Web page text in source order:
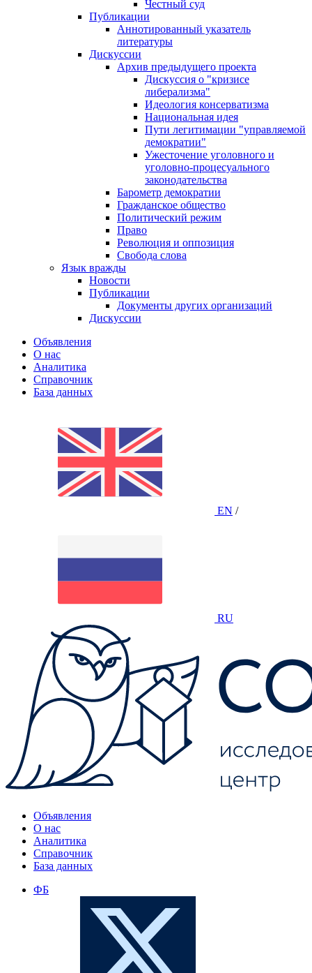
Честный суд
Публикации
Аннотированный указатель
литературы
Дискуссии
Архив предыдущего проекта
Дискуссия о "кризисе
либерализма"
Идеология консерватизма
Национальная идея
Пути легитимации "управляемой
демократии"
Ужесточение уголовного и
уголовно-процесуального
законодательства
Барометр демократии
Гражданское общество
Политический режим
Право
Революция и оппозиция
Свобода слова
Язык вражды
Новости
Публикации
Документы других организаций
Дискуссии
Объявления
О нас
Аналитика
Справочник
База данных
EN /
RU
Объявления
О нас
Аналитика
Справочник
База данных
ФБ